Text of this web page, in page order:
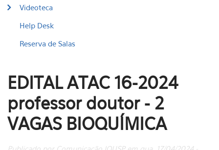
Videoteca
Help Desk
Reserva de Salas
EDITAL ATAC 16-2024
professor doutor - 2
VAGAS BIOQUÍMICA